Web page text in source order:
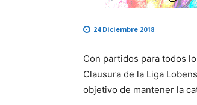
24 Diciembre 2018
Con partidos para todos
Clausura de la Liga
objetivo de mantener la